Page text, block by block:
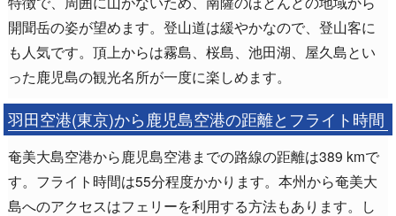
開聞岳の姿が望めます。登山道は緩やかなので、登山客に
も人気です。頂上からは霧島、桜島、池田湖、屋久島とい
った鹿児島の観光名所が一度に楽しめます。
羽田空港(東京)から鹿児島空港の距離とフライト時間
奄美大島空港から鹿児島空港までの路線の距離は389 kmで
す。フライト時間は55分程度かかります。本州から奄美大
島へのアクセスはフェリーを利用する方法もあります。し